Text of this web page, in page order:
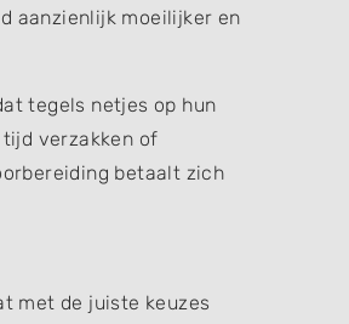
aanzienlijk moeilijker en
tegels netjes op hun
verzakken of
betaalt zich
met de juiste keuzes